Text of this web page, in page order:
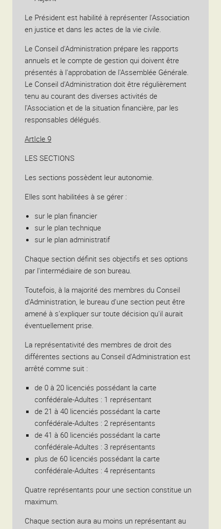
Le Président est habilité à représenter l'Association
en justice et dans les actes de la vie civile.
Le Conseil d'Administration prépare les rapports
annuels et le compte de gestion qui doivent être
présentés à l'approbation de l'Assemblée Générale.
Le Conseil d'Administration doit être régulièrement
tenu au courant des diverses activités de
l'Association et de la situation financière, par les
responsables délégués.
ArtIcle 9
LES SECTIONS
Les sections possèdent leur autonomie.
Elles sont habilitées à se gérer :
sur le plan financier
sur le plan technique
sur le plan administratif
Chaque section définit ses objectifs et ses options
par l'intermédiaire de son bureau.
Toutefois, à la majorité des membres du Conseil
d'Administration, le bureau d'une section peut être
amené à s'expliquer sur toute décision qu'il aurait
éventuellement prise.
La représentativité des membres de droit des
différentes sections au Conseil d'Administration est
arrêté comme suit :
de 0 à 20 licenciés possédant la carte
confédérale-Adultes : 1 représentant
de 21 à 40 licenciés possédant la carte
confédérale-Adultes : 2 représentants
de 41 à 60 licenciés possédant la carte
confédérale-Adultes : 3 représentants
plus de 60 licenciés possédant la carte
confédérale-Adultes : 4 représentants
Quatre représentants pour une section constitue un
maximum.
Chaque section aura au moins un représentant au